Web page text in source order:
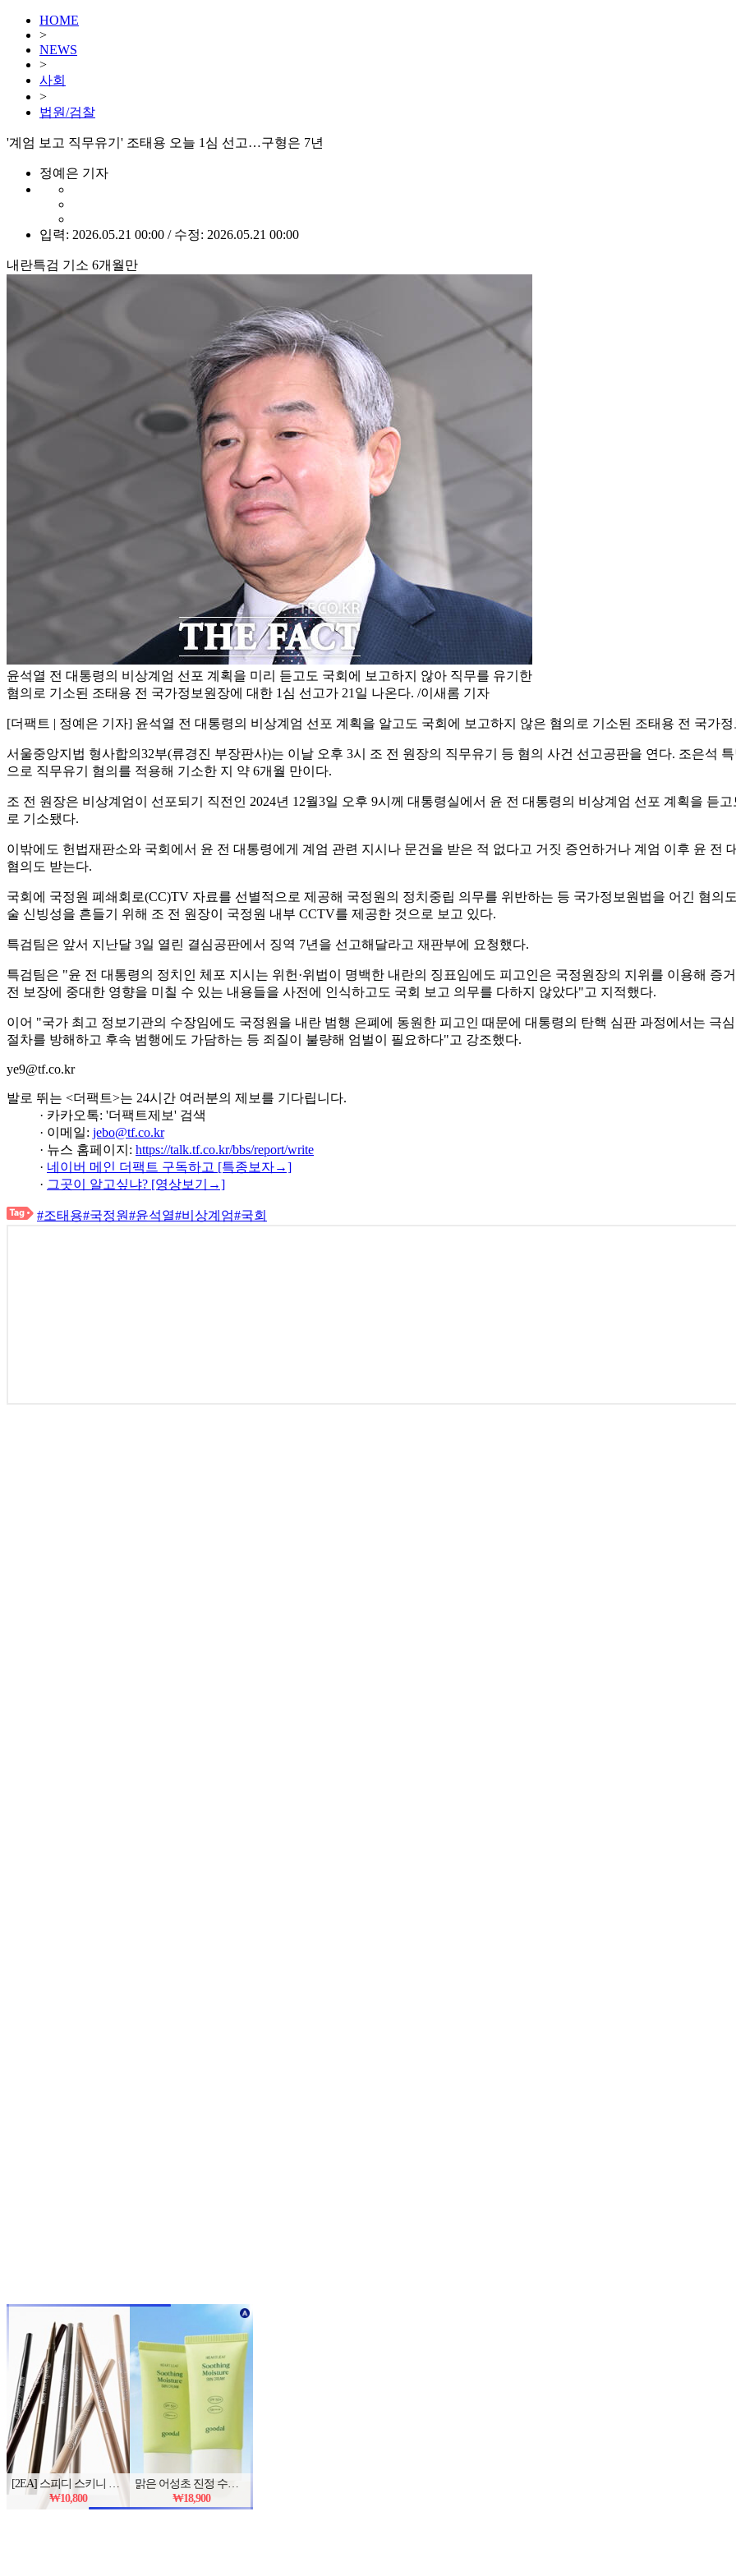
HOME
>
NEWS
>
사회
>
법원/검찰
'계엄 보고 직무유기' 조태용 오늘 1심 선고…구형은 7년
정예은 기자
입력: 2026.05.21 00:00 / 수정: 2026.05.21 00:00
내란특검 기소 6개월만
윤석열 전 대통령의 비상계엄 선포 계획을 미리 듣고도 국회에 보고하지 않아 직무를 유기한
혐의로 기소된 조태용 전 국가정보원장에 대한 1심 선고가 21일 나온다. /이새롬 기자
[더팩트 | 정예은 기자] 윤석열 전 대통령의 비상계엄 선포 계획을 알고도 국회에 보고하지 않은 혐의로 기소된 조태용 전 국가
서울중앙지법 형사합의32부(류경진 부장판사)는 이날 오후 3시 조 전 원장의 직무유기 등 혐의 사건 선고공판을 연다. 조은석
으로 직무유기 혐의를 적용해 기소한 지 약 6개월 만이다.
조 전 원장은 비상계엄이 선포되기 직전인 2024년 12월3일 오후 9시께 대통령실에서 윤 전 대통령의 비상계엄 선포 계획을 듣
로 기소됐다.
이밖에도 헌법재판소와 국회에서 윤 전 대통령에게 계엄 관련 지시나 문건을 받은 적 없다고 거짓 증언하거나 계엄 이후 윤 전
혐의도 받는다.
국회에 국정원 폐쇄회로(CC)TV 자료를 선별적으로 제공해 국정원의 정치중립 의무를 위반하는 등 국가정보원법을 어긴 혐의
술 신빙성을 흔들기 위해 조 전 원장이 국정원 내부 CCTV를 제공한 것으로 보고 있다.
특검팀은 앞서 지난달 3일 열린 결심공판에서 징역 7년을 선고해달라고 재판부에 요청했다.
특검팀은 "윤 전 대통령의 정치인 체포 지시는 위헌·위법이 명백한 내란의 징표임에도 피고인은 국정원장의 지위를 이용해
전 보장에 중대한 영향을 미칠 수 있는 내용들을 사전에 인식하고도 국회 보고 의무를 다하지 않았다"고 지적했다.
이어 "국가 최고 정보기관의 수장임에도 국정원을 내란 범행 은폐에 동원한 피고인 때문에 대통령의 탄핵 심판 과정에서는 극
절차를 방해하고 후속 범행에도 가담하는 등 죄질이 불량해 엄벌이 필요하다"고 강조했다.
ye9@tf.co.kr
발로 뛰는 <더팩트>는 24시간 여러분의 제보를 기다립니다.
· 카카오톡: '더팩트제보' 검색
· 이메일: jebo@tf.co.kr
· 뉴스 홈페이지: https://talk.tf.co.kr/bbs/report/write
· 네이버 메인 더팩트 구독하고 [특종보자→]
· 그곳이 알고싶냐? [영상보기→]
#조태용#국정원#윤석열#비상계엄#국회